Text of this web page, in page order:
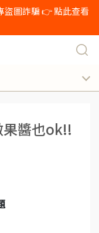
圖詐騙 👉 點此查看
果醬也ok!!